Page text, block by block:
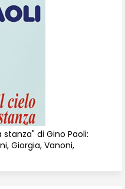
di Gino Paoli:
Giorgia, Vanoni,